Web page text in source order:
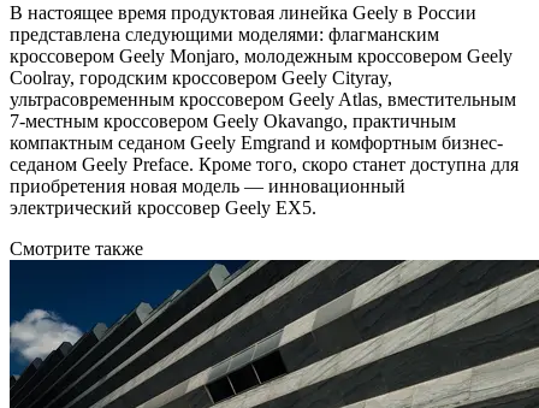
В настоящее время продуктовая линейка Geely в России
представлена следующими моделями: флагманским
кроссовером Geely Monjaro, молодежным кроссовером Geely
Coolray, городским кроссовером Geely Cityray,
ультрасовременным кроссовером Geely Atlas, вместительным
7-местным кроссовером Geely Okavango, практичным
компактным седаном Geely Emgrand и комфортным бизнес-
седаном Geely Preface. Кроме того, скоро станет доступна для
приобретения новая модель — инновационный
электрический кроссовер Geely EX5.
Смотрите также